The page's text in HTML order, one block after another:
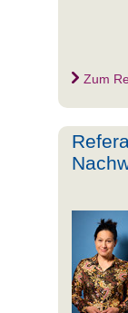
Zum